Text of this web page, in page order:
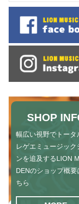
SHOP
幅広い視野でトータ
レゲエミュージック
ンを追及するLION
DENのショップ概要
ちら